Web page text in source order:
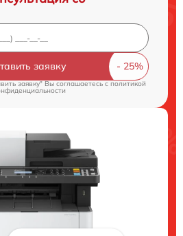
заявку
заявку" Вы соглашаетесь c политикой